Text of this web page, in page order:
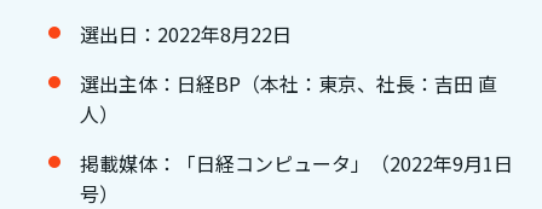
選出日：2022年8月22日
選出主体：日経BP（本社：東京、社長：吉田 直
人）
掲載媒体：「日経コンピュータ」（2022年9月1日
号）